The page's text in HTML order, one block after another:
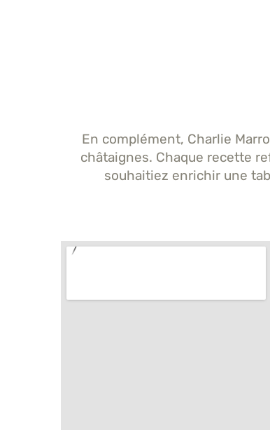
En complément, Charlie
châtaignes. Chaque recette
souhaitiez enrichir une